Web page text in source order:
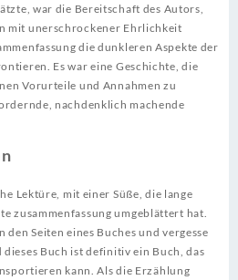
war die Bereitschaft des Autors,
mit unerschrockener Ehrlichkeit
die dunkleren Aspekte der
Es war eine Geschichte, die
Vorurteile und Annahmen zu
nachdenklich machende
Lektüre, mit einer Süße, die lange
zusammenfassung umgeblättert hat.
Seiten eines Buches und vergesse
Buch ist definitiv ein Buch, das
kann. Als die Erzählung